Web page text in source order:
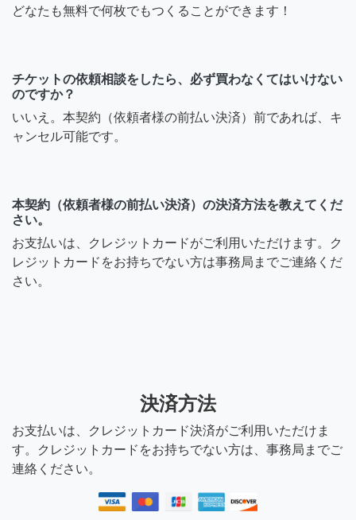
どなたも無料で何枚でもつくることができます！
チケットの依頼相談をしたら、必ず買わなくてはいけない
のですか？
いいえ。本契約（依頼者様の前払い決済）前であれば、キ
ャンセル可能です。
本契約（依頼者様の前払い決済）の決済方法を教えてくだ
さい。
お支払いは、クレジットカードがご利用いただけます。ク
レジットカードをお持ちでない方は事務局までご連絡くだ
さい。
決済方法
お支払いは、クレジットカード決済がご利用いただけま
す。クレジットカードをお持ちでない方は、事務局までご
連絡ください。